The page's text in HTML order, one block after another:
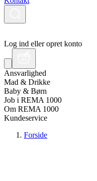
Log ind eller opret konto
Ansvarlighed
Mad & Drikke
Baby & Børn
Job i REMA 1000
Om REMA 1000
Kundeservice
Forside